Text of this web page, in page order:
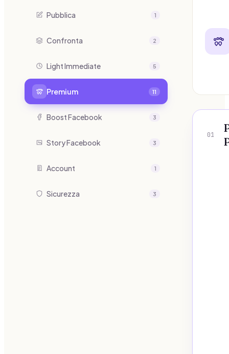
Pubblica 1
Confronta 2
Light Immediate 5
Premium 11
Boost Facebook 3
Story Facebook 3
Account 1
Sicurezza 3
01